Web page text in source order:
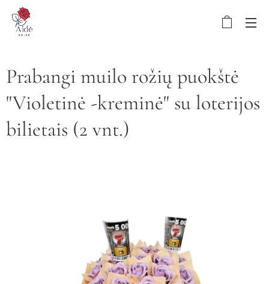
Prabangi muilo rožių puokštė
"Violetinė -kreminė" su loterijos
bilietais (2 vnt.)